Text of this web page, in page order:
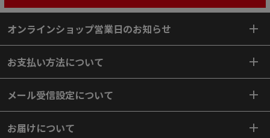
オンラインショップ営業日のお知らせ
お支払い方法について
メール受信設定について
お届けについて